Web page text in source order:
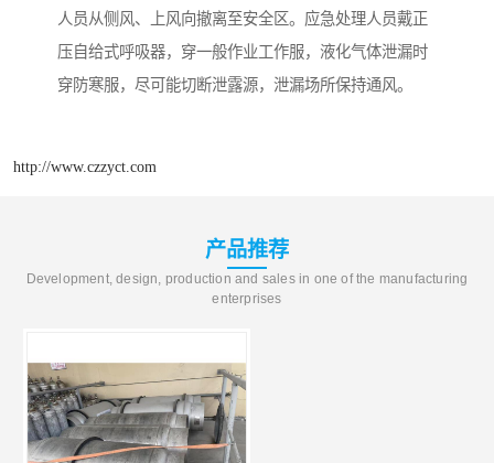
人员从侧风、上风向撤离至安全区。应急处理人员戴正
压自给式呼吸器，穿一般作业工作服，液化气体泄漏时
穿防寒服，尽可能切断泄露源，泄漏场所保持通风。
http://www.czzyct.com
产品推荐
Development, design, production and sales in one of the manufacturing
enterprises